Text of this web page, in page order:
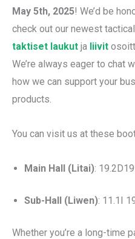
May 5th, 2025! We’d be
check out our newest
taktiset laukut ja liivit
We’re always eager to chat
how we can support your
products.
You can visit us at these
Main Hall (Litai):
Sub-Hall (Liwen): 11.1I
Whether you’re a long-time